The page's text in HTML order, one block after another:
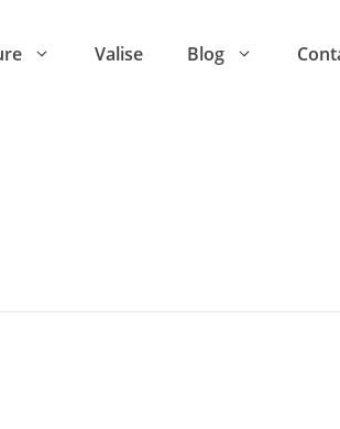
Valise Blog